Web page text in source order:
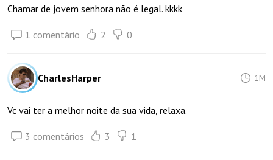
Chamar de jovem senhora não é legal. kkkk
1 comentário 2 0
CharlesHarper 1M
Vc vai ter a melhor noite da sua vida, relaxa.
3 comentários 3 1